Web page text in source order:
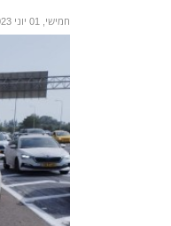
חמישי, 01 יוני 2023